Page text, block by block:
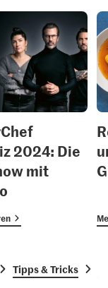
2024: Die
mit
Tipps & Tricks